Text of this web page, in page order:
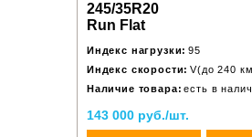
245/35R20
Run Flat
Индекс нагрузки: 95
Индекс скорости: V(до 240
Наличие товара: есть в
143 000 руб./шт.